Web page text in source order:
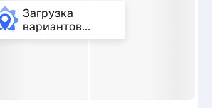
Загрузка
вариантов...